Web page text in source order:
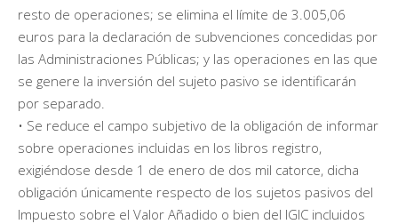
resto de operaciones; se elimina el límite de 3.005,06
euros para la declaración de subvenciones concedidas por
las Administraciones Públicas; y las operaciones en las que
se genere la inversión del sujeto pasivo se identificarán
por separado.
• Se reduce el campo subjetivo de la obligación de informar
sobre operaciones incluidas en los libros registro,
exigiéndose desde 1 de enero de dos mil catorce, dicha
obligación únicamente respecto de los sujetos pasivos del
Impuesto sobre el Valor Añadido o bien del IGIC incluidos